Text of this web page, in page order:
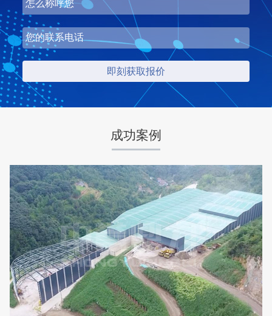
成功案例
湖北省梦皓矿业时产2000吨砂石骨料生产线
项目坐标
湖北省荆州市
设计产能
时产2000吨
项目业主
梦皓矿业
生产原料
石灰岩
咨询该项目执行经理